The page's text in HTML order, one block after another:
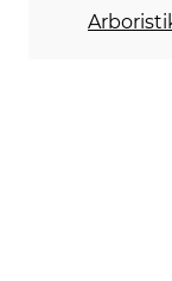
Membran